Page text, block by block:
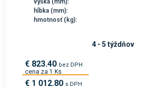
výška (mm):
hĺbka (mm):
hmotnosť (kg):
€ 823.40 bez DPH
cena za 1 Ks
€ 1 012.80 s DPH
4 - 5 týždňov